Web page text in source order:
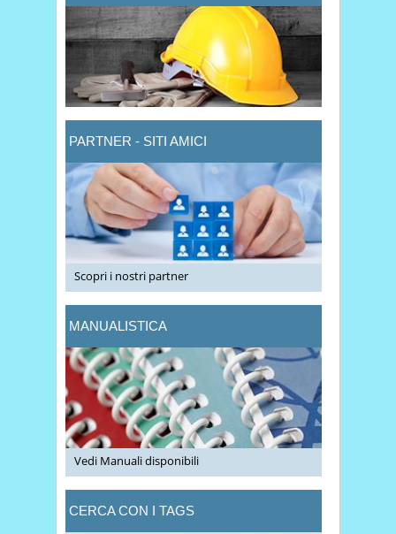
PARTNER - SITI AMICI
Scopri i nostri partner
MANUALISTICA
Vedi Manuali disponibili
CERCA CON I TAGS